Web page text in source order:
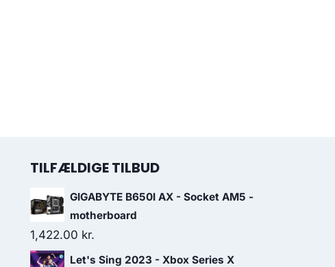
TILFÆLDIGE TILBUD
GIGABYTE B650I AX - Socket AM5 -
motherboard
1,422.00 kr.
Let's Sing 2023 - Xbox Series X